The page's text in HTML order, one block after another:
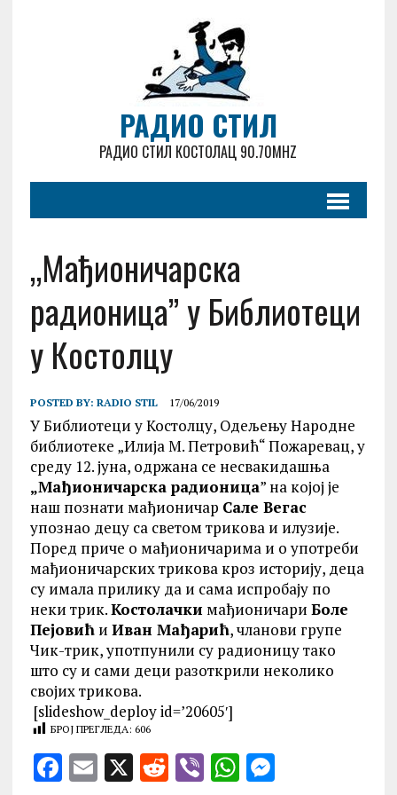
РАДИО СТИЛ
РАДИО СТИЛ КОСТОЛАЦ 90.70MHZ
„Мађионичарска
радионица” у Библиотеци
у Костолцу
POSTED BY: RADIO STIL 17/06/2019
У Библиотеци у Костолцу, Одељењу Народне
библиотеке „Илија М. Петровић“ Пожаревац, у
среду 12. јуна, одржана се несвакидашња
„Мађионичарска радионица” на којој је
наш познати мађионичар Сале Вегас
упознао децу са светом трикова и илузије.
Поред приче о мађионичарима и о употреби
мађионичарских трикова кроз историју, деца
су имала прилику да и сама испробају по
неки трик.Костолачки мађионичари Боле
Пејовићи Иван Мађарић, чланови групе
Чик-трик, употпунили су радионицу тако
што су и сами деци разоткрили неколико
својих трикова.
[slideshow_deploy id=’20605′]
БРОЈ ПРЕГЛЕДА: 606
F E X R V WM